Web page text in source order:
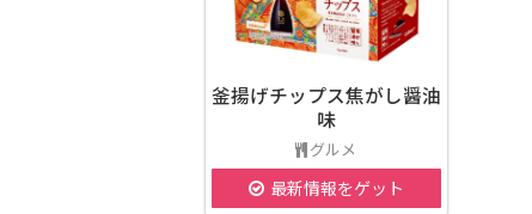
釜揚げチップス焦がし醤油
味
グルメ
最新情報をゲット